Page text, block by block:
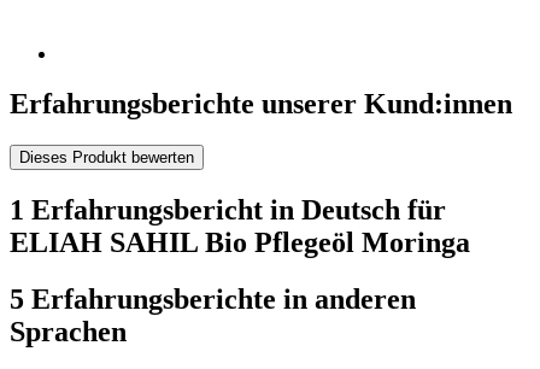
Erfahrungsberichte unserer Kund:innen
Dieses Produkt bewerten
1 Erfahrungsbericht in Deutsch für
ELIAH SAHIL Bio Pflegeöl Moringa
5 Erfahrungsberichte in anderen
Sprachen